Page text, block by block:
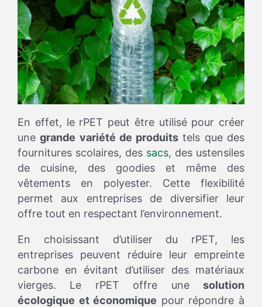
En effet, le rPET peut être utilisé pour créer
unegrande variété de produits tels que des
fournitures scolaires, des sacs, des ustensiles
de cuisine, des goodies et même des
vêtements en polyester. Cette flexibilité
permet aux entreprises de diversifier leur
offre tout en respectant l’environnement.
En choisissant d’utiliser du rPET, les
entreprises peuvent réduire leur empreinte
carbone en évitant d’utiliser des matériaux
vierges. Le rPET offre une solution
écologique et économique pour répondre à